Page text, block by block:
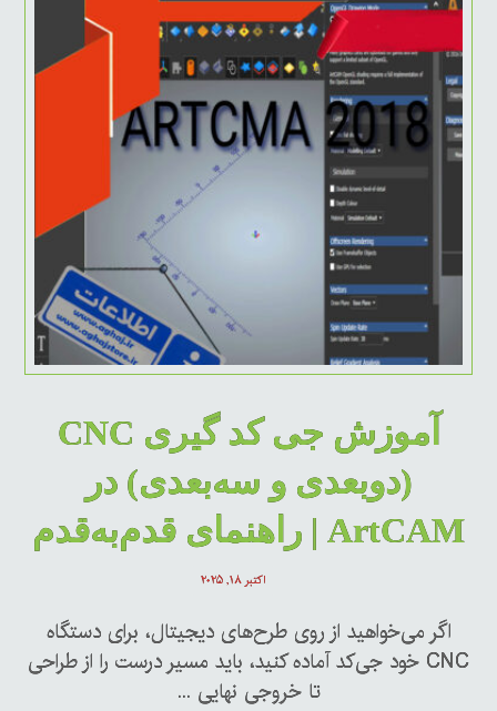
آموزش جی کد گیری CNC
(دوبعدی و سه‌بعدی) در
ArtCAM | راهنمای قدم‌به‌قدم
اکتبر ۱۸, ۲۰۲۵
اگر می‌خواهید از روی طرح‌های دیجیتال، برای دستگاه
CNC خود جی‌کد آماده کنید، باید مسیر درست را از طراحی
تا خروجی نهایی ...